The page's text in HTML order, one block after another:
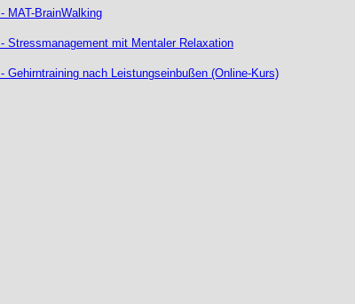
MAT-BrainWalking
Stressmanagement mit Mentaler Relaxation
Gehirntraining nach Leistungseinbußen (Online-Kurs)